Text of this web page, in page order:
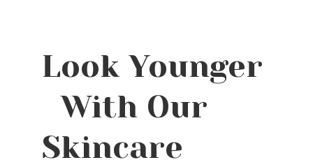
Look Younger
With Our
Skincare